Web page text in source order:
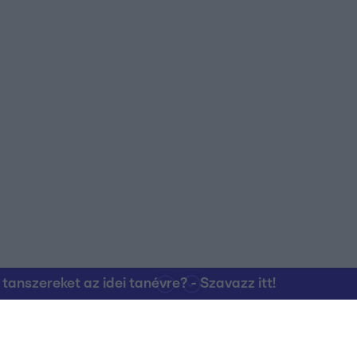
az idei tanévre? - Szavazz itt!